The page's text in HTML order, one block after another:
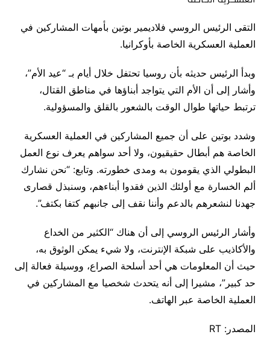
التقى الرئيس الروسي فلاديمير بوتين بأمهات المشاركين في
العملية العسكرية الخاصة بأوكرانيا.
وبدأ الرئيس حديثه بأن روسيا تحتفل خلال أيام بـ “عيد الأم”،
وأشار إلى أن الأم التي يتواجد أبناؤها في مناطق القتال،
ترتبط حياتها طوال الوقت بالشعور بالقلق والمسؤولية.
وشدد بوتين على أن جميع المشاركين في العملية العسكرية
الخاصة هم أبطال حقيقيون، ولا أحد سواهم يعرف نوع العمل
البطولي الذي يقومون به ومدى خطورته. وتابع: “نحن نشارك
ألم الخسارة مع أولئك الذين فقدوا أبناءهم، وسنبذل قصارى
جهدنا لنشعرهم بالدعم وأننا نقف إلى جانبهم كتفا بكتف”.
وأشار الرئيس الروسي إلى أن هناك “الكثير من الخداع
والأكاذيب على شبكة الإنترنت، ولا شيء يمكن الوثوق به،
حيث أن المعلومات هي أحد أسلحة الصراع، ووسيلة فعالة إلى
حد كبير”، مشيرا إلى أنه يتحدث شخصيا مع المشاركين في
العملية الخاصة عبر الهاتف.
المصدر: RT